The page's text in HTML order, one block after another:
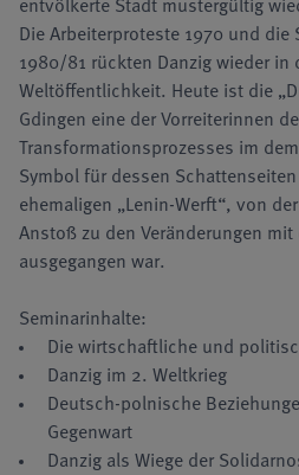
Die Arbeiterproteste 1970 und
1980/81 rückten Danzig wieder
Weltöffentlichkeit. Heute ist die
Gdingen eine der Vorreiterinnen
Transformationsprozesses im
Symbol für dessen
ehemaligen „Lenin-Werft“, von
Anstoß zu den Veränderungen mit
ausgegangen war.
Seminarinhalte:
Die wirtschaftliche und
Danzig im 2. Weltkrieg
Deutsch-polnische
Gegenwart
Danzig als Wiege der